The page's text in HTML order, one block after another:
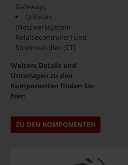
Gateway),
Q-Relais
(Netzwerksystem-
Relaisecontroller) und
Stromwandler (CT)
Weitere Details und
Unterlagen zu den
Komponenten finden Sie
hier:
ZU DEN KOMPONENTEN